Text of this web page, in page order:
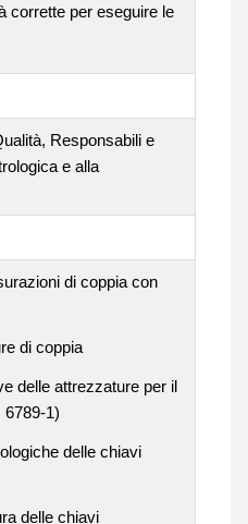
corrette per eseguire le
Responsabili e
e alla
di coppia con
di coppia
delle attrezzature per il
6789-1)
delle chiavi
delle chiavi